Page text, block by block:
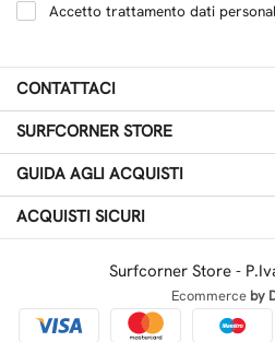
Accetto trattamento dati
CONTATTACI
SURFCORNER STORE
GUIDA AGLI ACQUISTI
ACQUISTI SICURI
Surfcorner Store -
Ecommerce by